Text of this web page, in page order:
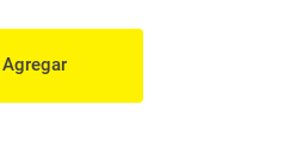
Agregar